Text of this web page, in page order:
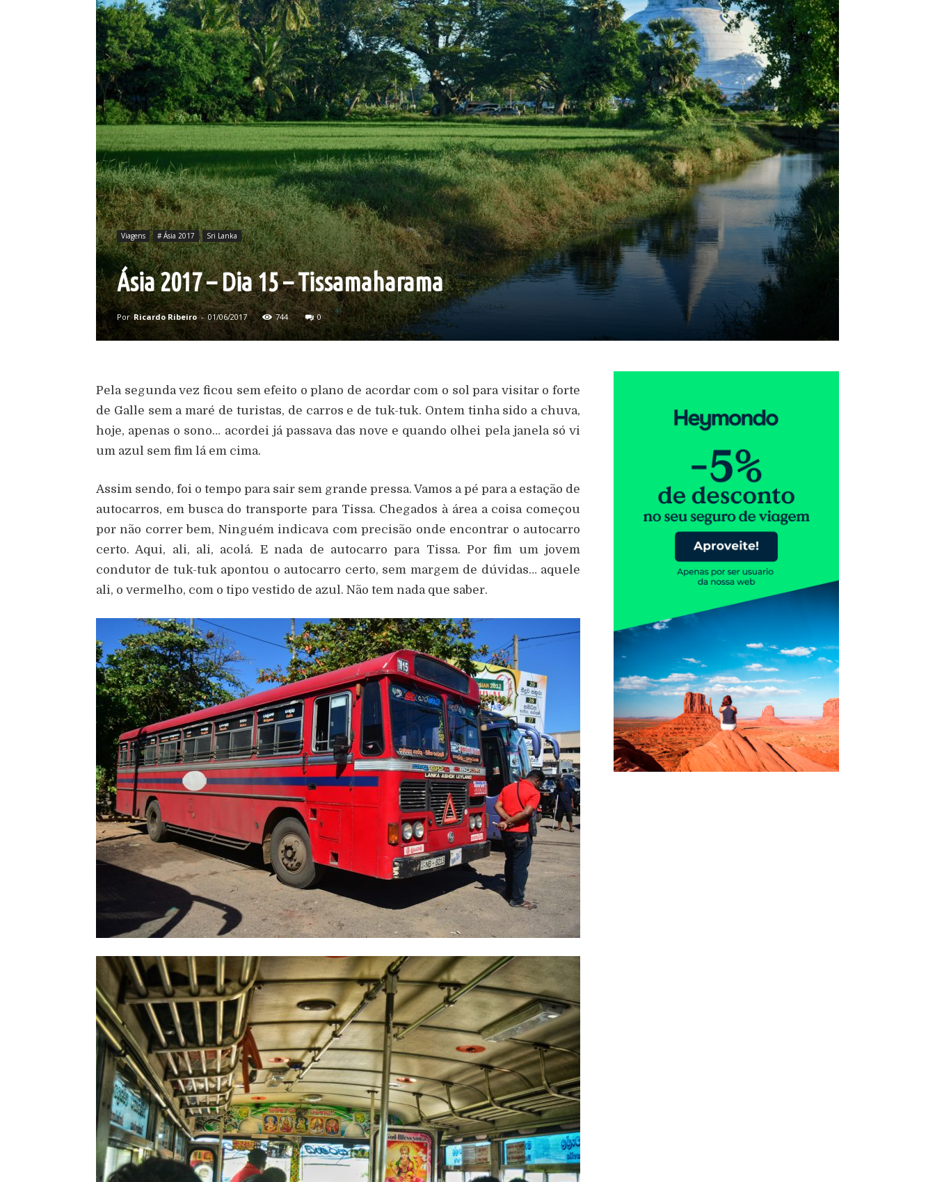
Viagens # Ásia 2017 Sri Lanka
Ásia 2017 – Dia 15 – Tissamaharama
Por Ricardo Ribeiro - 01/06/2017 744 0
Pela segunda vez ficou sem efeito o plano de acordar com o sol para visitar o forte
de Galle sem a maré de turistas, de carros e de tuk-tuk. Ontem tinha sido a chuva,
hoje, apenas o sono… acordei já passava das nove e quando olhei pela janela só vi
um azul sem fim lá em cima.
Assim sendo, foi o tempo para sair sem grande pressa. Vamos a pé para a estação de
autocarros, em busca do transporte para Tissa. Chegados à área a coisa começou
por não correr bem, Ninguém indicava com precisão onde encontrar o autocarro
certo. Aqui, ali, ali, acolá. E nada de autocarro para Tissa. Por fim um jovem
condutor de tuk-tuk apontou o autocarro certo, sem margem de dúvidas… aquele
ali, o vermelho, com o tipo vestido de azul. Não tem nada que saber.